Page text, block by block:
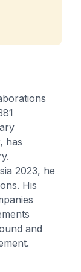
has
2023, he
His
and